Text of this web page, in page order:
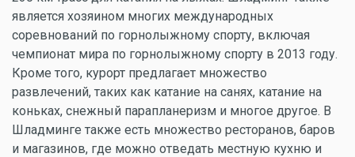
является хозяином многих международных
соревнований по горнолыжному спорту, включая
чемпионат мира по горнолыжному спорту в 2013 году.
Кроме того, курорт предлагает множество
развлечений, таких как катание на санях, катание на
коньках, снежный парапланеризм и многое другое. В
Шладминге также есть множество ресторанов, баров
и магазинов, где можно отведать местную кухню и